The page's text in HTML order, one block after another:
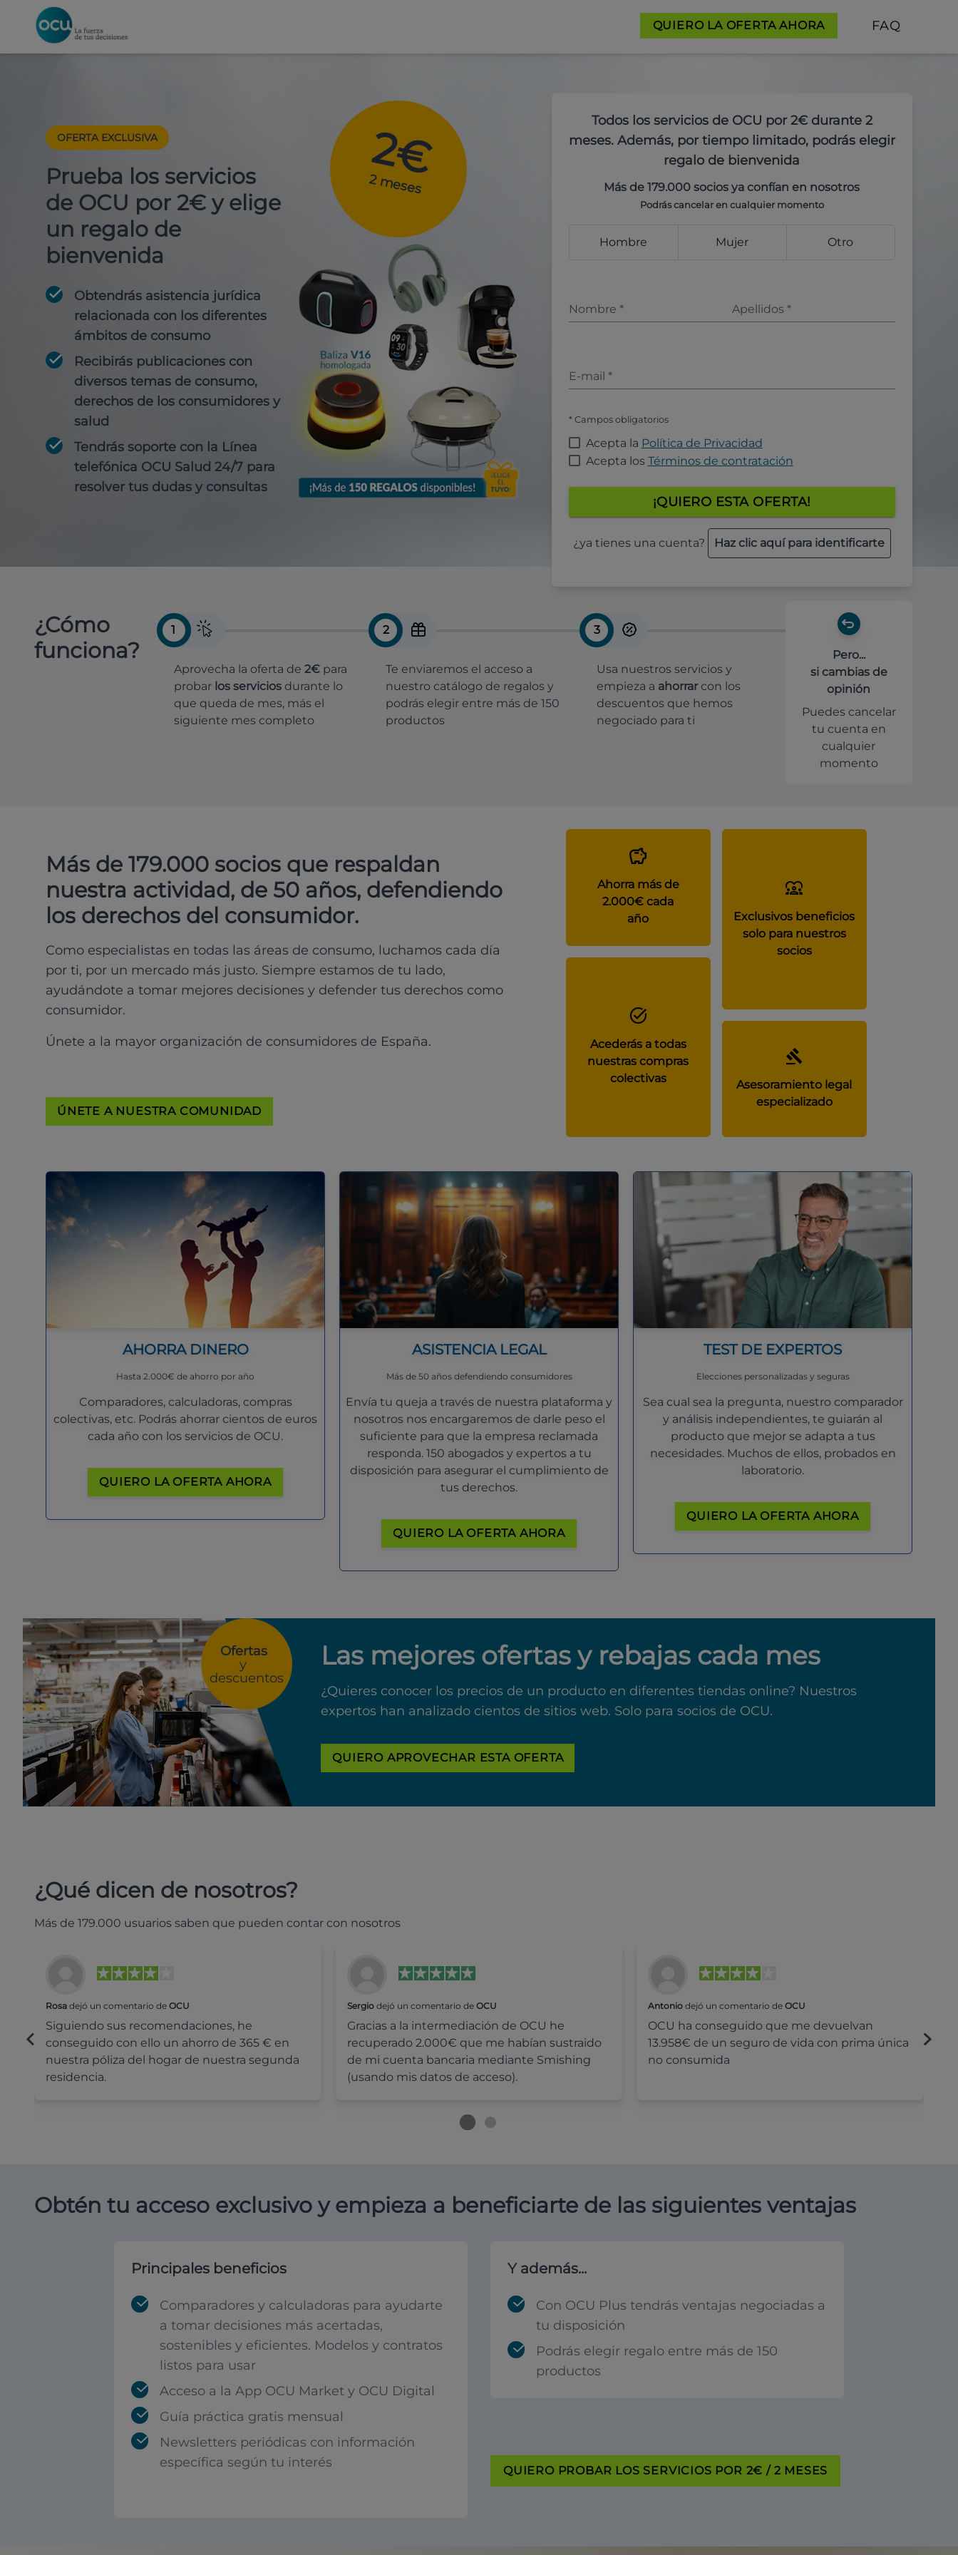
QUIERO LA OFERTA AHORA FAQ
OFERTA EXCLUSIVA
Prueba los servicios
de OCU por 2€ y elige
un regalo de
bienvenida
Obtendrás asistencia jurídica
relacionada con los diferentes
ámbitos de consumo
Recibirás publicaciones con
diversos temas de consumo,
derechos de los consumidores y
salud
Tendrás soporte con la Línea
telefónica OCU Salud 24/7 para
resolver tus dudas y consultas
2€
2 meses
Todos los servicios de OCU por 2€ durante 2
meses. Además, por tiempo limitado, podrás elegir
regalo de bienvenida
Más de 179.000 socios ya confían en nosotros
Podrás cancelar en cualquier momento
Hombre Mujer Otro
Nombre * Apellidos *
E-mail *
* Campos obligatorios
Acepta la Política de Privacidad
Acepta los Términos de contratación
¡QUIERO ESTA OFERTA!
¿ya tienes una cuenta? Haz clic aquí para identificarte
¿Cómo
funciona?
1
Aprovecha la oferta de 2€ para
probar los servicios durante lo
que queda de mes, más el
siguiente mes completo
2
Te enviaremos el acceso a
nuestro catálogo de regalos y
podrás elegir entre más de 150
productos
3
Usa nuestros servicios y
empieza a ahorrar con los
descuentos que hemos
negociado para ti
Pero...
si cambias de
opinión
Puedes cancelar
tu cuenta en
cualquier
momento
Más de 179.000 socios que respaldan
nuestra actividad, de 50 años, defendiendo
los derechos del consumidor.
Como especialistas en todas las áreas de consumo, luchamos cada día
por ti, por un mercado más justo. Siempre estamos de tu lado,
ayudándote a tomar mejores decisiones y defender tus derechos como
consumidor.
Únete a la mayor organización de consumidores de España.
ÚNETE A NUESTRA COMUNIDAD
Ahorra más de
2.000€ cada
año
Exclusivos beneficios
solo para nuestros
socios
Acederás a todas
nuestras compras
colectivas
Asesoramiento legal
especializado
AHORRA DINERO
Hasta 2.000€ de ahorro por año
Comparadores, calculadoras, compras
colectivas, etc. Podrás ahorrar cientos de euros
cada año con los servicios de OCU.
QUIERO LA OFERTA AHORA
ASISTENCIA LEGAL
Más de 50 años defendiendo consumidores
Envía tu queja a través de nuestra plataforma y
nosotros nos encargaremos de darle peso el
suficiente para que la empresa reclamada
responda. 150 abogados y expertos a tu
disposición para asegurar el cumplimiento de
tus derechos.
QUIERO LA OFERTA AHORA
TEST DE EXPERTOS
Elecciones personalizadas y seguras
Sea cual sea la pregunta, nuestro comparador
y análisis independientes, te guiarán al
producto que mejor se adapta a tus
necesidades. Muchos de ellos, probados en
laboratorio.
QUIERO LA OFERTA AHORA
Ofertas
y
descuentos
Las mejores ofertas y rebajas cada mes
¿Quieres conocer los precios de un producto en diferentes tiendas online? Nuestros
expertos han analizado cientos de sitios web. Solo para socios de OCU.
QUIERO APROVECHAR ESTA OFERTA
¿Qué dicen de nosotros?
Más de 179.000 usuarios saben que pueden contar con nosotros
Rosa dejó un comentario de OCU
Siguiendo sus recomendaciones, he
conseguido con ello un ahorro de 365 € en
nuestra póliza del hogar de nuestra segunda
residencia.
Sergiodejó un comentario de OCU
Gracias a la intermediación de OCU he
recuperado 2.000€ que me habían sustraido
de mi cuenta bancaria mediante Smishing
(usando mis datos de acceso).
Antonio dejó un comentario deOCU
OCU ha conseguido que me devuelvan
13.958€ de un seguro de vida con prima única
no consumida
Obtén tu acceso exclusivo y empieza a beneficiarte de las siguientes ventajas
Principales beneficios
Comparadores y calculadoras para ayudarte
a tomar decisiones más acertadas,
sostenibles y eficientes. Modelos y contratos
listos para usar
Acceso a la App OCU Market y OCU Digital
Guía práctica gratis mensual
Newsletters periódicas con información
específica según tu interés
Y además...
Con OCU Plus tendrás ventajas negociadas a
tu disposición
Podrás elegir regalo entre más de 150
productos
QUIERO PROBAR LOS SERVICIOS POR 2€ / 2 MESES